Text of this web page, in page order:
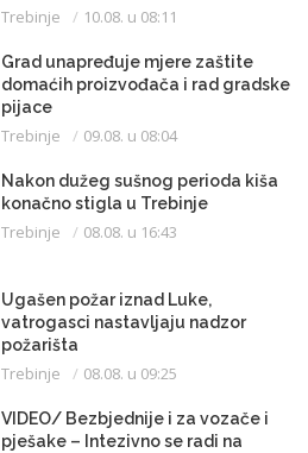
Trebinje 10.08. u 08:11
Grad unapređuje mjere zaštite
domaćih proizvođača i rad gradske
pijace
Trebinje 09.08. u 08:04
Nakon dužeg sušnog perioda kiša
konačno stigla u Trebinje
Trebinje 08.08. u 16:43
Ugašen požar iznad Luke,
vatrogasci nastavljaju nadzor
požarišta
Trebinje 08.08. u 09:25
VIDEO/ Bezbjednije i za vozače i
pješake – Intezivno se radi na